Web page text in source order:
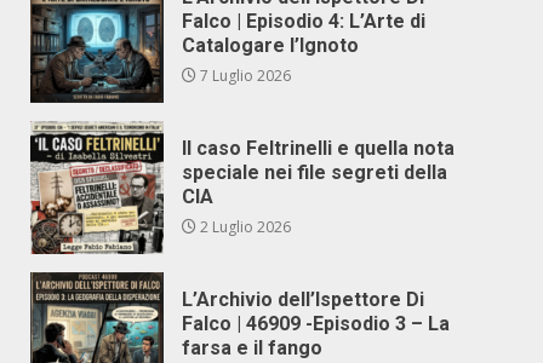
Falco | Episodio 4: L’Arte di
Catalogare l’Ignoto
7 Luglio 2026
Il caso Feltrinelli e quella nota
speciale nei file segreti della
CIA
2 Luglio 2026
L’Archivio dell’Ispettore Di
Falco | 46909 -Episodio 3 – La
farsa e il fango